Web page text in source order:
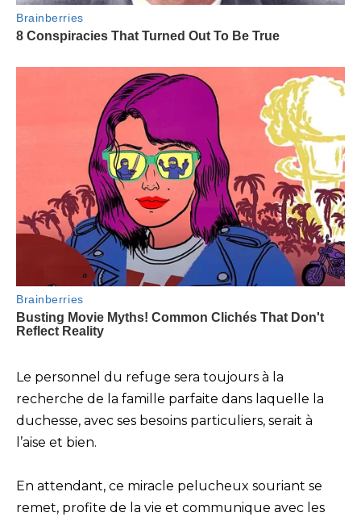
Le personnel du refuge sera toujours à la
recherche de la famille parfaite dans laquelle la
duchesse, avec ses besoins particuliers, serait à
l’aise et bien.
En attendant, ce miracle pelucheux souriant se
remet, profite de la vie et communique avec les